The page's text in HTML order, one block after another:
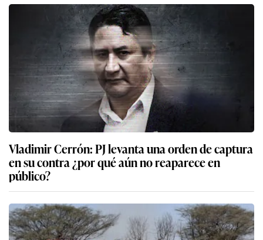
Vladimir Cerrón: PJ levanta una orden de captura
en su contra ¿por qué aún no reaparece en
público?